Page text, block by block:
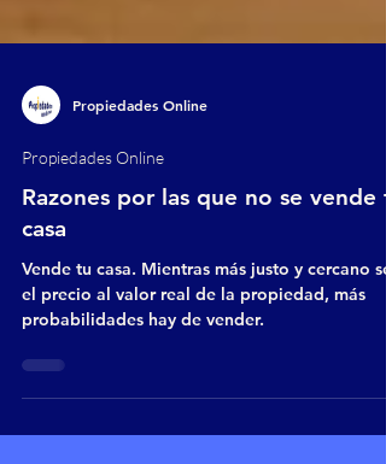
Propiedades Online
Razones por las que no se vende
casa
Vende tu casa. Mientras más justo y cercano
probabilidades hay de vender.